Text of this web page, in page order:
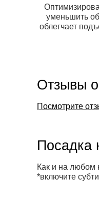
уменьшить
облегчает
Отзывы
Посмотрите
Посадка
Как и на любом
*включите